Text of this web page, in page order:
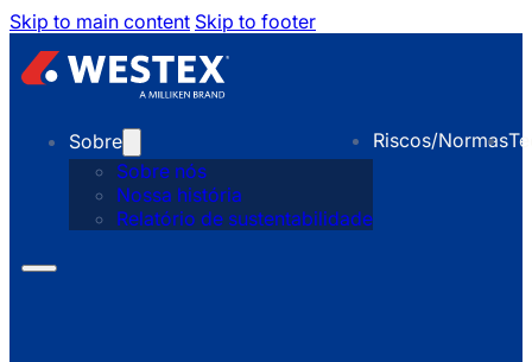
Skip to main content Skip to footer
Sobre
Sobre nós
Nossa história
Relatório de sustentabilidade
Riscos/Normas